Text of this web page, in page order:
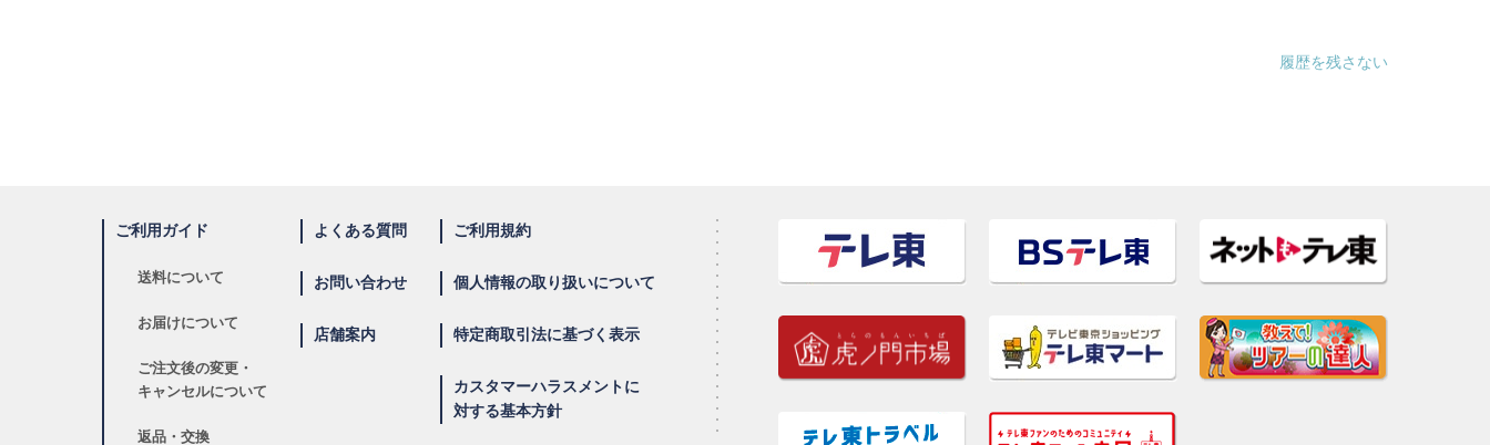
履歴を残さない
ご利用ガイド
送料について
お届けについて
ご注文後の変更・
キャンセルについて
返品・交換
よくある質問
お問い合わせ
店舗案内
ご利用規約
個人情報の取り扱いについて
特定商取引法に基づく表示
カスタマーハラスメントに
対する基本方針